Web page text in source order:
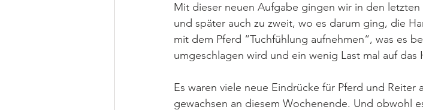
Mit dieser neuen Aufgabe gingen wir in den letzten
und später auch zu zweit, wo es darum ging, die
mit dem Pferd “Tuchfühlung aufnehmen“, was es
umgeschlagen wird und ein wenig Last mal auf das
Es waren viele neue Eindrücke für Pferd und
gewachsen an diesem Wochenende. Und obwohl